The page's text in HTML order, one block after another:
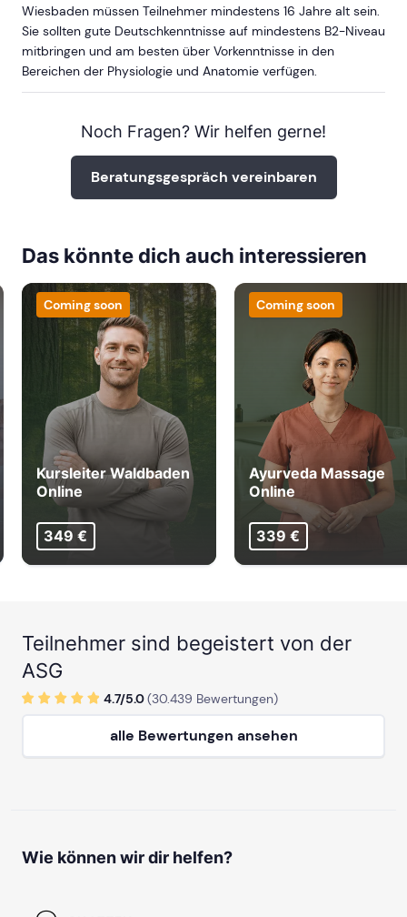
SAARLAND
ab Sa, 17. April 2027
ab Sa, 17. Oktober 2026
ab Sa, 12. Dezember 2026
ab Sa, 20. Februar 2027
ab Sa, 8. Mai 2027
ab Sa, 4. September 2027
STUTTGART
ab Sa, 19. September 2026
Wiesbaden müssen Teilnehmer mindestens 16 Jahre alt sein.
Sie sollten gute Deutschkenntnisse auf mindestens B2-Niveau
mitbringen und am besten über Vorkenntnisse in den
Bereichen der Physiologie und Anatomie verfügen.
Noch Fragen? Wir helfen gerne!
Beratungsgespräch vereinbaren
Das könnte dich auch interessieren
Coming soon
Kursleiter Waldbaden
Online
349 €
Coming soon
Ayurveda Massage
Online
339 €
Teilnehmer sind begeistert von der
ASG
4.7/5.0(30.439 Bewertungen)
alle Bewertungen ansehen
Wie können wir dir helfen?